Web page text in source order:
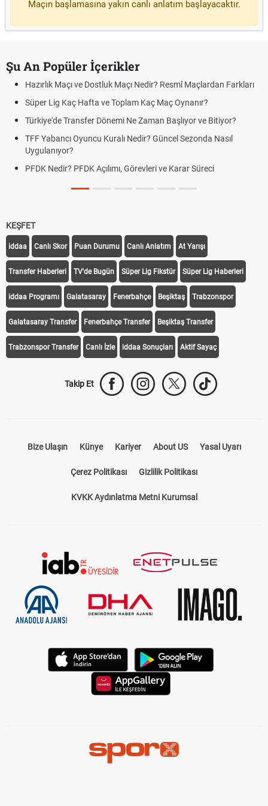
Maçın başlamasına yakın canlı anlatım başlayacaktır.
Şu An Popüler İçerikler
Hazırlık Maçı ve Dostluk Maçı Nedir? Resmî Maçlardan Farkları
Süper Lig Kaç Hafta ve Toplam Kaç Maç Oynanır?
Türkiye'de Transfer Dönemi Ne Zaman Başlıyor ve Bitiyor?
TFF Yabancı Oyuncu Kuralı Nedir? Güncel Sezonda Nasıl
Uygulanıyor?
PFDK Nedir? PFDK Açılımı, Görevleri ve Karar Süreci
KEŞFET
iddaa Canlı Skor Puan Durumu Canlı Anlatım At Yarışı
Transfer Haberleri TV'de Bugün Süper Lig Fikstür Süper Lig Haberleri
iddaa Programı Galatasaray Fenerbahçe Beşiktaş Trabzonspor
Galatasaray Transfer Fenerbahçe Transfer Beşiktaş Transfer
Trabzonspor Transfer Canlı İzle iddaa Sonuçları Aktif Sayaç
Takip Et
Bize Ulaşın Künye Kariyer About US Yasal Uyarı
Çerez Politikası Gizlilik Politikası
KVKK Aydınlatma Metni Kurumsal